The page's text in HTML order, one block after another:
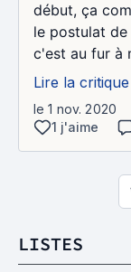
début, ça
le postulat
c'est au fur à
Lire la critique
le 1 nov. 2020
1 j'aime
LISTES